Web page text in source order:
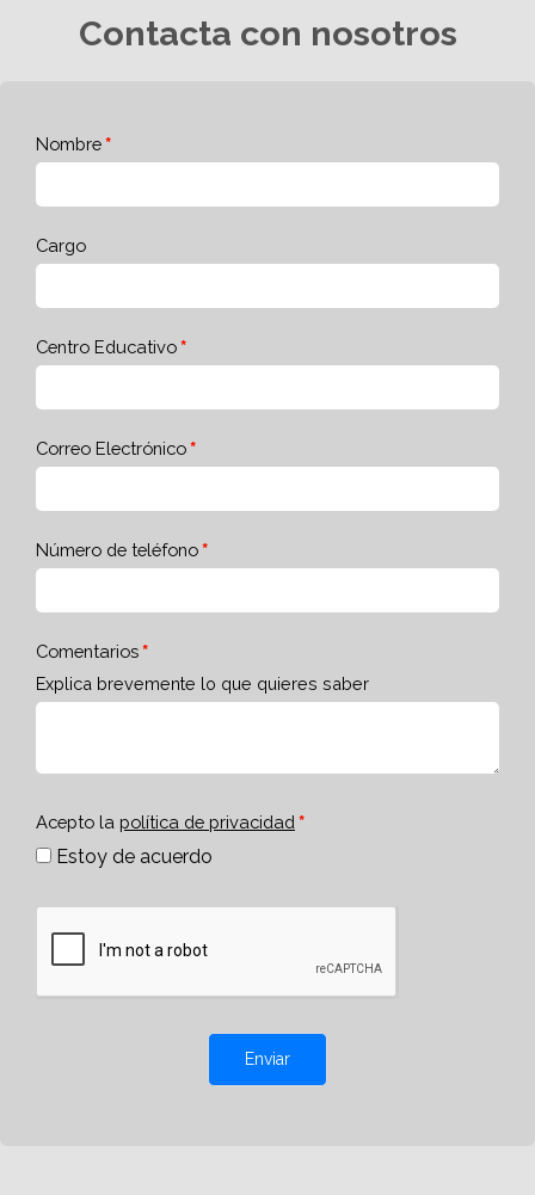
Contacta con nosotros
Nombre
Cargo
Centro Educativo
Correo Electrónico
Número de teléfono
Comentarios
Explica brevemente lo que quieres saber
Acepto la política de privacidad
Estoy de acuerdo
Enviar